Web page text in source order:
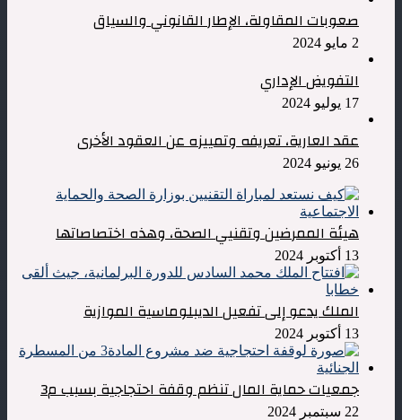
صعوبات المقاولة، الإطار القانوني والسياق
2 مايو 2024
التفويض الإداري
17 يوليو 2024
عقد العارية، تعريفه وتمييزه عن العقود الأخرى
26 يونيو 2024
هيئة الممرضين وتقنيي الصحة، وهذه اختصاصاتها
13 أكتوبر 2024
الملك يدعو إلى تفعيل الديبلوماسية الموازية
13 أكتوبر 2024
جمعيات حماية المال تنظم وقفة احتجاجية بسبب م3
22 سبتمبر 2024